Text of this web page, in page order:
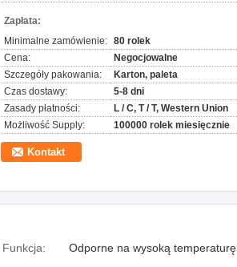
Zapłata:
Minimalne zamówienie: 80 rolek
Cena:
Negocjowalne
Szczegóły pakowania:
Karton, paleta
Czas dostawy:
5-8 dni
Zasady płatności:
L / C, T / T, Western Union
Możliwość Supply:
100000 rolek miesięcznie
Kontakt
Funkcja: Odporne na wysoką temperaturę